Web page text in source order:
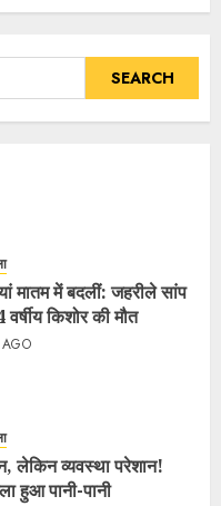
मातम में बदलीं: जहरीले सांप
किशोर की मौत
लेकिन व्यवस्था परेशान!
हुआ पानी-पानी